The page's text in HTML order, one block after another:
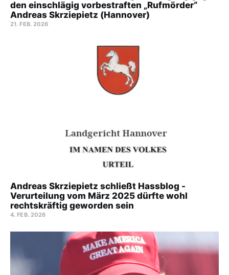
den einschlägig vorbestraften „Rufmörder“
Andreas Skrziepietz (Hannover)
21. FEB. 2026
Andreas Skrziepietz schließt Hassblog -
Verurteilung vom März 2025 dürfte wohl
rechtskräftig geworden sein
4. FEB. 2026